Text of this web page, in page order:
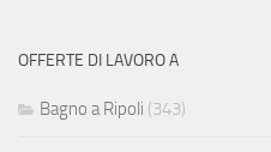
OFFERTE DI LAVORO A
Bagno a Ripoli (343)